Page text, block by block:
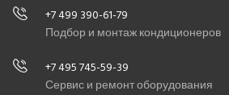
+7 499 390-61-79
Подбор и монтаж кондиционеров
+7 495 745-59-39
Сервис и ремонт оборудования